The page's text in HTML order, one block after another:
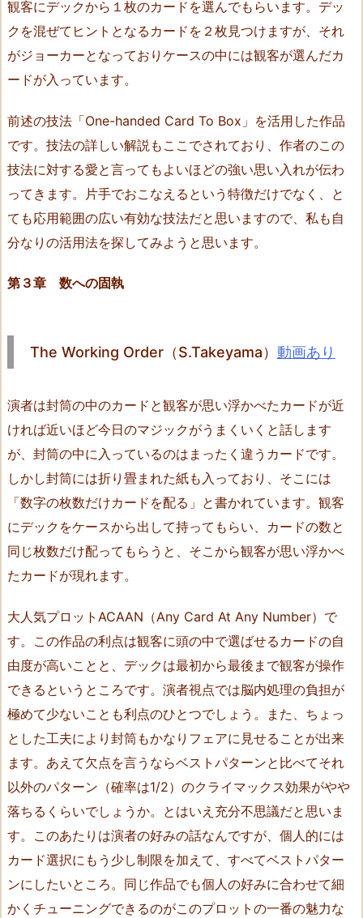
a
m
a）
S
a
n
d
s
i
h
x
（J
u
n
i
h
s
a
k
u
r
a）
a
n
観客にデックから１枚のカードを選んでもらいます。デッ
クを混ぜてヒントとなるカードを２枚見つけますが、それ
がジョーカーとなっておりケースの中には観客が選んだカ
ードが入っています。
前述の技法「One-handed Card To Box」を活用した作品
です。技法の詳しい解説もここでされており、作者のこの
技法に対する愛と言ってもよいほどの強い思い入れが伝わ
ってきます。片手でおこなえるという特徴だけでなく、と
ても応用範囲の広い有効な技法だと思いますので、私も自
分なりの活用法を探してみようと思います。
第３章 数への固執
The Working Order（S.Takeyama） 動画あり
演者は封筒の中のカードと観客が思い浮かべたカードが近
ければ近いほど今日のマジックがうまくいくと話します
が、封筒の中に入っているのはまったく違うカードです。
しかし封筒には折り畳まれた紙も入っており、そこには
「数字の枚数だけカードを配る」と書かれています。観客
にデックをケースから出して持ってもらい、カードの数と
同じ枚数だけ配ってもらうと、そこから観客が思い浮かべ
たカードが現れます。
大人気プロットACAAN（Any Card At Any Number）で
す。この作品の利点は観客に頭の中で選ばせるカードの自
由度が高いことと、デックは最初から最後まで観客が操作
できるというところです。演者視点では脳内処理の負担が
極めて少ないことも利点のひとつでしょう。また、ちょっ
とした工夫により封筒もかなりフェアに見せることが出来
ます。あえて欠点を言うならベストパターンと比べてそれ
以外のパターン（確率は1/2）のクライマックス効果がやや
落ちるくらいでしょうか。とはいえ充分不思議だと思いま
す。このあたりは演者の好みの話なんですが、個人的には
カード選択にもう少し制限を加えて、すべてベストパター
ンにしたいところ。同じ作品でも個人の好みに合わせて細
かくチューニングできるのがこのプロットの一番の魅力な